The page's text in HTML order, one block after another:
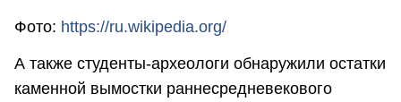
Фото: https://ru.wikipedia.org/
А также студенты-археологи обнаружили остатки
каменной вымостки раннесредневекового